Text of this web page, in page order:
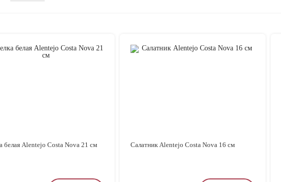
белая Alentejo Costa Nova 21 см Салатник Alentejo Costa Nova 16 см